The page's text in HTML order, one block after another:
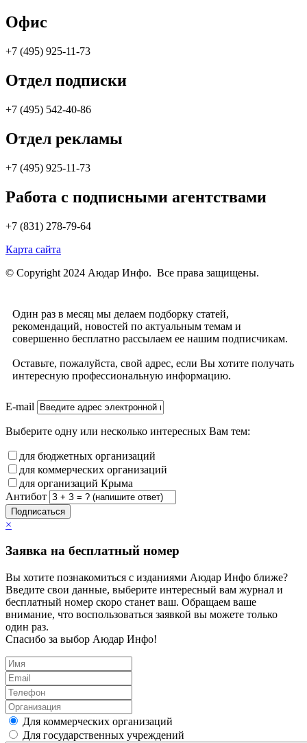
Офис
+7 (495) 925-11-73
Отдел подписки
+7 (495) 542-40-86
Отдел рекламы
+7 (495) 925-11-73
Работа с подписными агентствами
+7 (831) 278-79-64
Карта сайта
© Copyright 2024 Аюдар Инфо. Все права защищены.
Один раз в месяц мы делаем подборку статей,
рекомендаций, новостей по актуальным темам и
совершенно бесплатно рассылаем ее нашим подписчикам.
Оставьте, пожалуйста, свой адрес, если Вы хотите получать
интересную профессиональную информацию.
E-mail
Выберите одну или несколько интересных Вам тем:
для бюджетных организаций
для коммерческих организаций
для организаций Крыма
Антибот
Подписаться
×
Заявка на бесплатный номер
Вы хотите познакомиться с изданиями Аюдар Инфо ближе?
Введите свои данные, выберите интересный вам журнал и
бесплатный номер скоро станет ваш. Обращаем ваше
внимание, что воспользоваться заявкой вы можете только
один раз.
Спасибо за выбор Аюдар Инфо!
Для коммерческих организаций
Для государственных учреждений